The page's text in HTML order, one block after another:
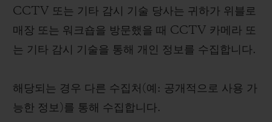
CCTV 또는 기타 감시 기술 당사는 귀하가 위블로
매장 또는 워크숍을 방문했을 때 CCTV 카메라 또
는 기타 감시 기술을 통해 개인 정보를 수집합니다.
해당되는 경우 다른 수집처(예: 공개적으로 사용 가
능한 정보)를 통해 수집합니다.